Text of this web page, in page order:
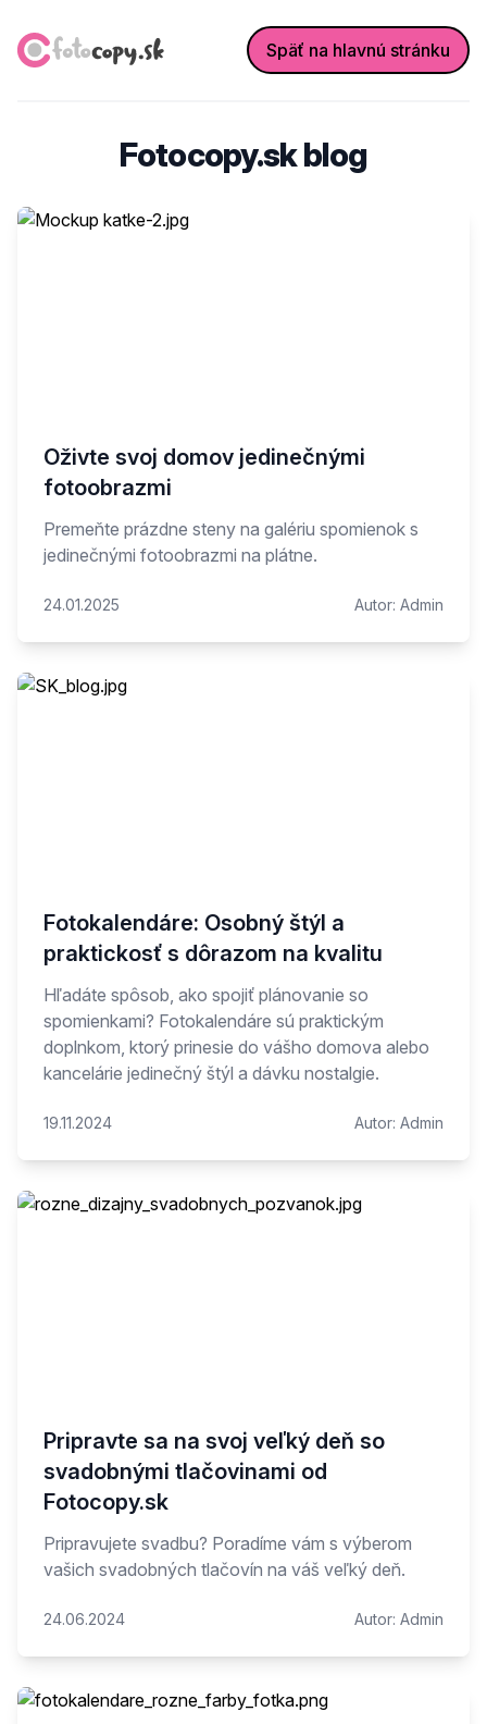
Fotocopy.sk Späť na hlavnú stránku
Fotocopy.sk blog
Oživte svoj domov jedinečnými
fotoobrazmi
Premeňte prázdne steny na galériu spomienok s
jedinečnými fotoobrazmi na plátne.
24.01.2025 Autor: Admin
Fotokalendáre: Osobný štýl a
praktickosť s dôrazom na kvalitu
Hľadáte spôsob, ako spojiť plánovanie so
spomienkami? Fotokalendáre sú praktickým
doplnkom, ktorý prinesie do vášho domova alebo
kancelárie jedinečný štýl a dávku nostalgie.
19.11.2024 Autor: Admin
Pripravte sa na svoj veľký deň so
svadobnými tlačovinami od
Fotocopy.sk
Pripravujete svadbu? Poradíme vám s výberom
vašich svadobných tlačovín na váš veľký deň.
24.06.2024 Autor: Admin